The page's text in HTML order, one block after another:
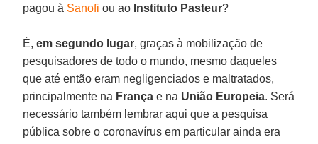
pagou à Sanofiou ao Instituto Pasteur?
É,em segundo lugar, graças à mobilização de
pesquisadores de todo o mundo, mesmo daqueles
que até então eram negligenciados e maltratados,
principalmente na França e na União Europeia. Será
necessário também lembrar aqui que a pesquisa
pública sobre o coronavírus em particular ainda era